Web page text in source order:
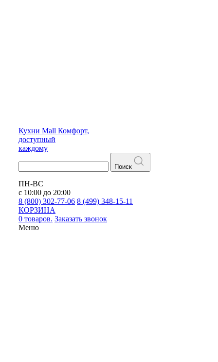
Кухни Mall Комфорт,
доступный
каждому
Поиск
ПН-ВС
с 10:00 до 20:00
8 (800) 302-77-06 8 (499) 348-15-11
КОРЗИНА
0 товаров. Заказать звонок
Меню